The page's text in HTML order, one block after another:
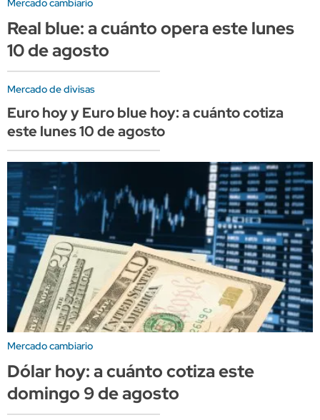
Mercado cambiario
Real blue: a cuánto opera este lunes
10 de agosto
Mercado de divisas
Euro hoy y Euro blue hoy: a cuánto cotiza
este lunes 10 de agosto
Mercado cambiario
Dólar hoy: a cuánto cotiza este
domingo 9 de agosto